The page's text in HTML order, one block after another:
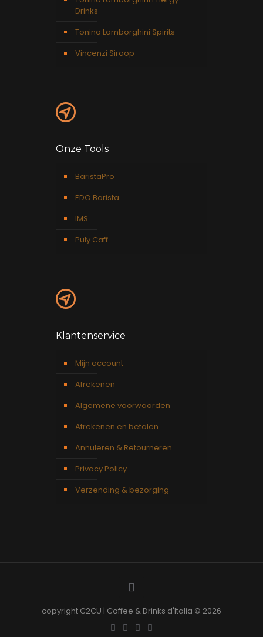
Drinks
Tonino Lamborghini Spirits
Vincenzi Siroop
Onze Tools
BaristaPro
EDO Barista
IMS
Puly Caff
Klantenservice
Mijn account
Afrekenen
Algemene voorwaarden
Afrekenen en betalen
Annuleren & Retourneren
Privacy Policy
Verzending & bezorging
copyright C2CU | Coffee & Drinks d'Italia © 2026